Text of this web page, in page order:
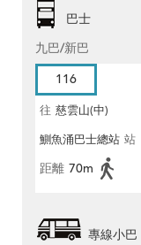
巴士
九巴/新巴
116
往 慈雲山(中)
鰂魚涌巴士總站 站
距離 70m
專線小巴